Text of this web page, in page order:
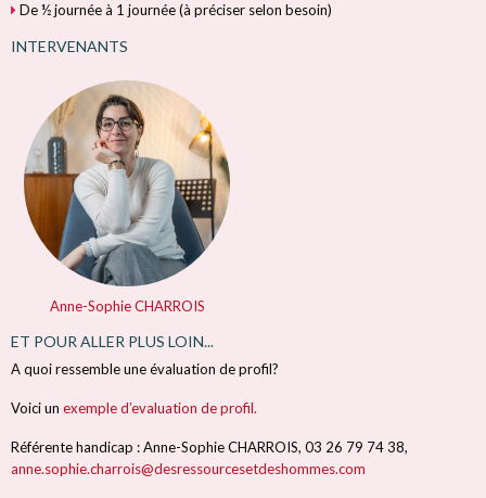
De ½ journée à 1 journée (à préciser selon besoin)
INTERVENANTS
Anne-Sophie CHARROIS
ET POUR ALLER PLUS LOIN...
A quoi ressemble une évaluation de profil?
Voici un exemple d’evaluation de profil.
Référente handicap : Anne-Sophie CHARROIS, 03 26 79 74 38,
anne.sophie.charrois@desressourcesetdeshommes.com